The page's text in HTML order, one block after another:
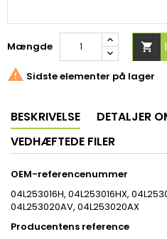
Mængde 
 Sidste elementer på lager
BESKRIVELSE
DETALJER
VEDHÆFTEDE FILER
OEM-referencenummer
04L253016H, 04L253016HX,
04L253020AV, 04L253020AX
Producentens reference